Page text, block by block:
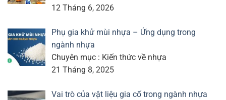
12 Tháng 6, 2026
Phụ gia khử mùi nhựa – Ứng dụng trong
ngành nhựa
Chuyên mục : Kiến thức về nhựa
21 Tháng 8, 2025
Vai trò của vật liệu gia cố trong ngành nhựa